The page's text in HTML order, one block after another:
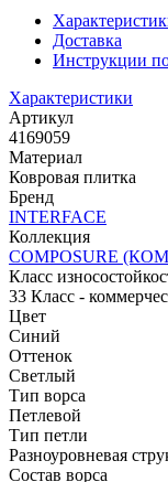
Доставка
Инструкции
Характеристики
Артикул
4169059
Материал
Ковровая плитка
Бренд
INTERFACE
Коллекция
COMPOSURE
Класс
33 Класс -
Цвет
Синий
Оттенок
Светлый
Тип ворса
Петлевой
Тип петли
Разноуровневая
Состав ворса